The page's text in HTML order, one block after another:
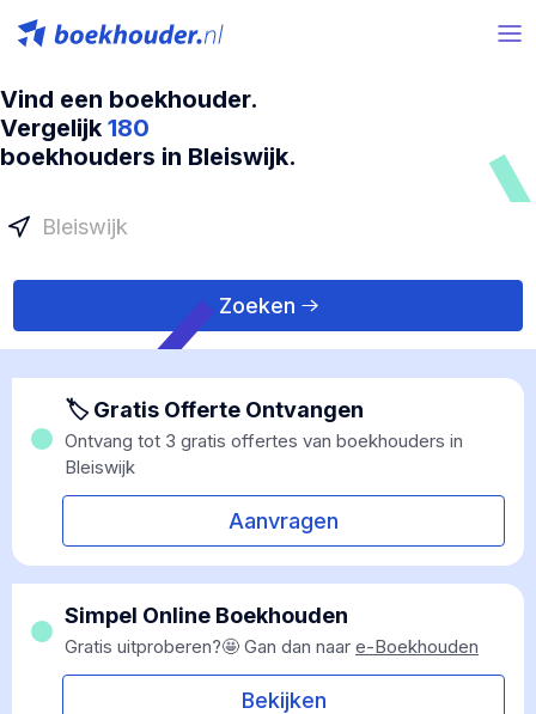
Vind een boekhouder.
Vergelijk 180
boekhouders in Bleiswijk.
Zoeken
🏷 Gratis Offerte Ontvangen
Ontvang tot 3 gratis offertes van boekhouders in
Bleiswijk
Aanvragen
Simpel Online Boekhouden
Gratis uitproberen?🤩 Gan dan naar e-Boekhouden
Bekijken